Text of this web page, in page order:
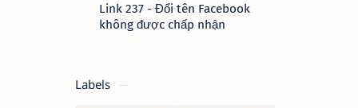
Link 237 - Đổi tên Facebook
không được chấp nhận
Labels